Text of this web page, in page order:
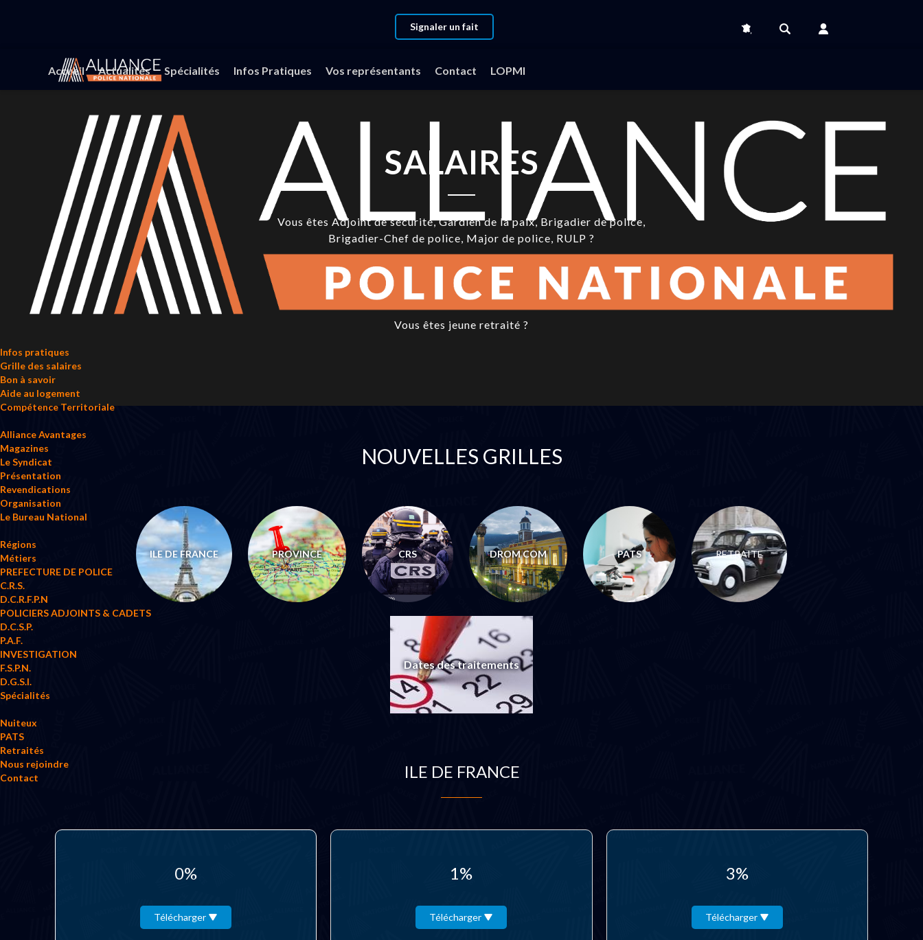
Signaler un fait
Accueil Actualités Spécialités Infos Pratiques Vos représentants Contact LOPMI
Infos pratiques
Grille des salaires
Bon à savoir
Aide au logement
Compétence Territoriale
Alliance Avantages
Magazines
Le Syndicat
Présentation
Revendications
Organisation
Le Bureau National
Régions
Métiers
PREFECTURE DE POLICE
C.R.S.
D.C.R.F.P.N
POLICIERS ADJOINTS & CADETS
D.C.S.P.
P.A.F.
INVESTIGATION
F.S.P.N.
D.G.S.I.
Spécialités
Nuiteux
PATS
Retraités
Nous rejoindre
Contact
SALAIRES
Vous êtes Adjoint de sécurité, Gardien de la paix, Brigadier de police,
Brigadier-Chef de police, Major de police, RULP ?
Contractuels ?
Vous êtes basés à Paris, en province, CRS ?
Vous êtes jeune retraité ?
NOUVELLES GRILLES
ILE DE FRANCE PROVINCE CRS DROM COM PATS RETRAITE
Dates des traitements
ILE DE FRANCE
0%
Télécharger
1%
Télécharger
3%
Télécharger